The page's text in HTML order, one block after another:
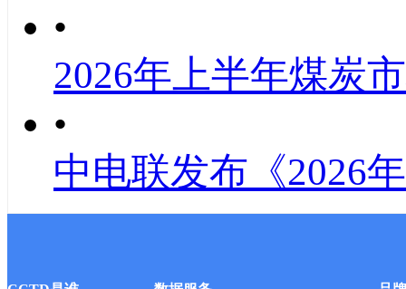
•
2026年上半年煤炭
•
中电联发布《2026